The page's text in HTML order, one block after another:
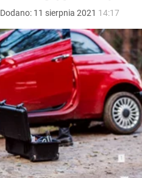
Dodano: 11 sierpnia 2021 14:17